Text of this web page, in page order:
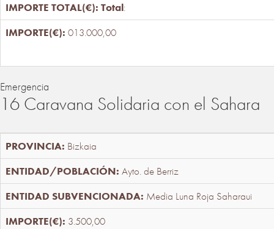
Total:
013.000,00
Emergencia
16 Caravana Solidaria con el Sahara
Bizkaia
Ayto. de Berriz
Media Luna Roja Saharaui
3.500,00